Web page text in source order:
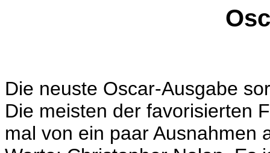
Die neuste Oscar-Ausgabe
Die meisten der favorisierten
mal von ein paar Ausnahmen